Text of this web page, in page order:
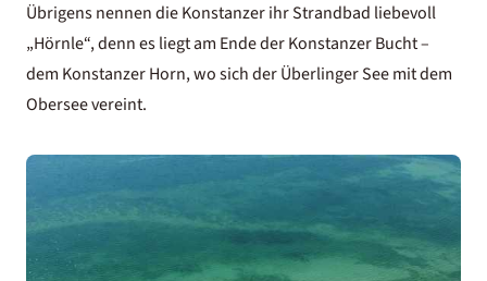
Übrigens nennen die Konstanzer ihr Strandbad liebevoll
„Hörnle“, denn es liegt am Ende der Konstanzer Bucht –
dem Konstanzer Horn, wo sich der Überlinger See mit dem
Obersee vereint.